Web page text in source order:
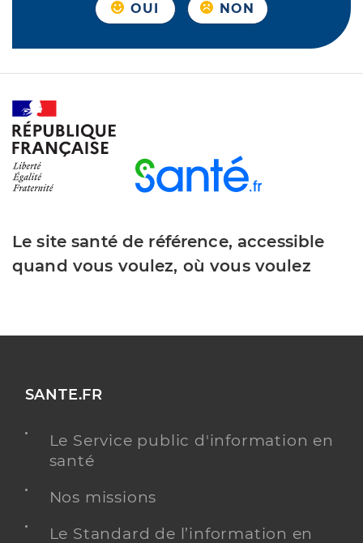
OUI NON
Le site santé de référence, accessible
quand vous voulez, où vous voulez
SANTE.FR
Le Service public d'information en
santé
Nos missions
Le Standard de l’information en